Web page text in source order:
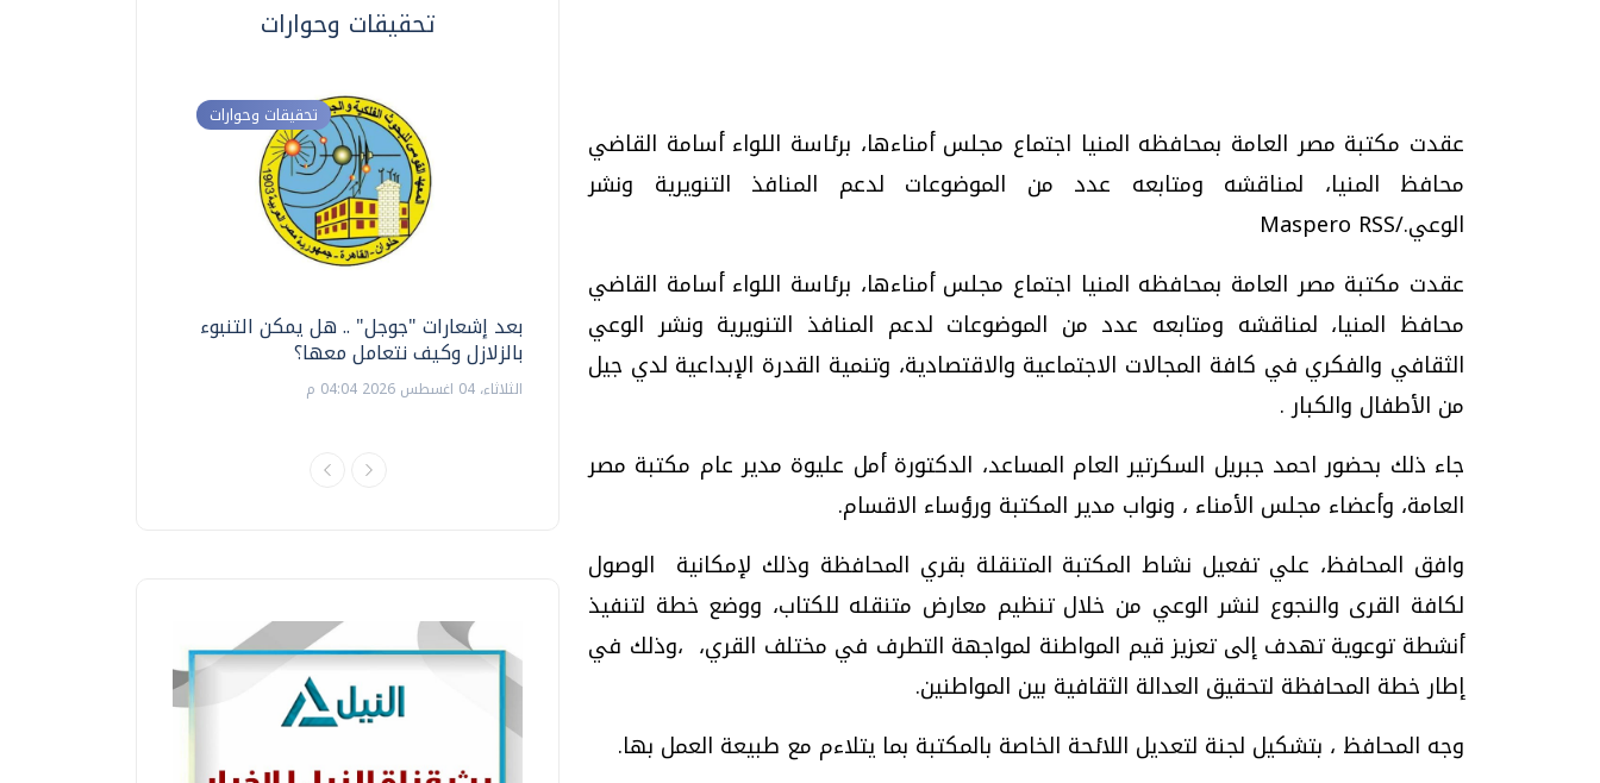
عقدت مكتبة مصر العامة بمحافظه المنيا اجتماع مجلس أمناءها، برئاسة اللواء أسامة القاضي
محافظ المنيا، لمناقشه ومتابعه عدد من الموضوعات لدعم المنافذ التنويرية ونشر
الوعي./Maspero RSS
عقدت مكتبة مصر العامة بمحافظه المنيا اجتماع مجلس أمناءها، برئاسة اللواء أسامة القاضي
محافظ المنيا، لمناقشه ومتابعه عدد من الموضوعات لدعم المنافذ التنويرية ونشر الوعي
الثقافي والفكري في كافة المجالات الاجتماعية والاقتصادية، وتنمية القدرة الإبداعية لدي جيل
من الأطفال والكبار .
جاء ذلك بحضور احمد جبريل السكرتير العام المساعد، الدكتورة أمل عليوة مدير عام مكتبة مصر
العامة، وأعضاء مجلس الأمناء ، ونواب مدير المكتبة ورؤساء الاقسام.
وافق المحافظ، علي تفعيل نشاط المكتبة المتنقلة بقري المحافظة وذلك لإمكانية الوصول
لكافة القرى والنجوع لنشر الوعي من خلال تنظيم معارض متنقله للكتاب، ووضع خطة لتنفيذ
أنشطة توعوية تهدف إلى تعزيز قيم المواطنة لمواجهة التطرف في مختلف القري، ،وذلك في
إطار خطة المحافظة لتحقيق العدالة الثقافية بين المواطنين.
وجه المحافظ ، بتشكيل لجنة لتعديل اللائحة الخاصة بالمكتبة بما يتلاءم مع طبيعة العمل بها.
تحقيقات وحوارات
تحقيقات وحوارات
بعد إشعارات "جوجل" .. هل يمكن التنبوء
بالزلازل وكيف نتعامل معها؟
الثلاثاء، 04 اغسطس 2026 04:04 م
دليلك للتنسيق الجامعي .. تساؤلات
وإجابات
فيديو.. الإعلام الرقمي.. تقنيات واعدة
وتحديات هائلة
موجات الطقس الساخنة.. لماذا تحدث وكيف